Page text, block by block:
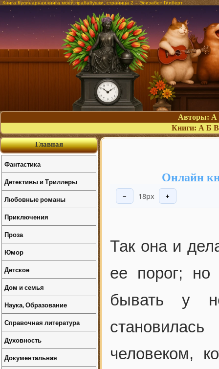
Книга Кулинарная книга моей прабабушки, страница 2 – Элизабет Гилберт
Авторы: А
Книги: А Б В
Онлайн
− 18px +
Так она и
ее порог;
бывать у
человеком,
Главная
Фантастика
Детективы и Триллеры
Любовные романы
Приключения
Проза
Юмор
Детское
Дом и семья
Наука, Образование
Справочная литература
Духовность
Документальная